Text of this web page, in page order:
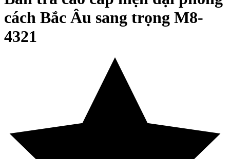
cách Bắc Âu sang trọng M8-
4321